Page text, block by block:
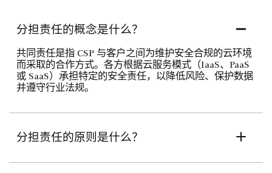
分担责任的概念是什么？
共同责任是指 CSP 与客户之间为维护安全合规的云环境
而采取的合作方式。各方根据云服务模式（IaaS、PaaS
或 SaaS）承担特定的安全责任，以降低风险、保护数据
并遵守行业法规。
分担责任的原则是什么？